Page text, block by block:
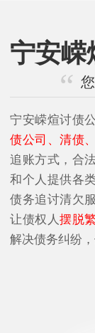
宁安嵘
宁安嵘煊讨债
债公司、清债
追账方式，合
和个人提供各
债务追讨清欠
让债权人摆脱
解决债务纠纷